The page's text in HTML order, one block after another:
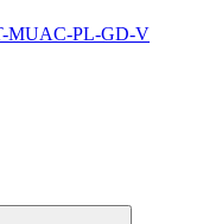
MUAC-PL-GD-V